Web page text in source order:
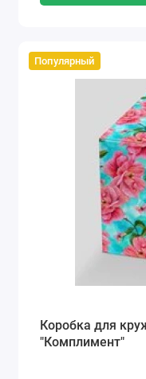
Популярный
Коробка для
"Комплимент"